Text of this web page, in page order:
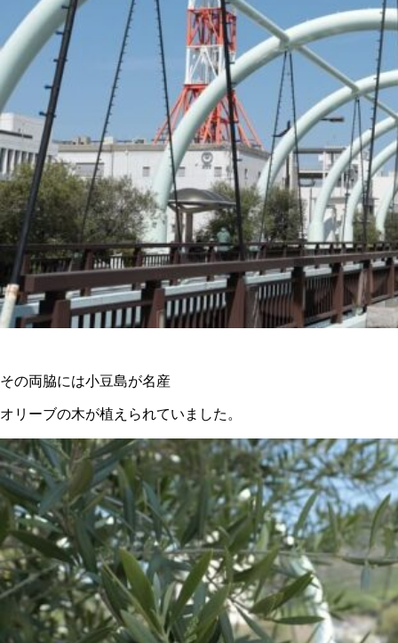
その両脇には小豆島が名産
オリーブの木が植えられていました。